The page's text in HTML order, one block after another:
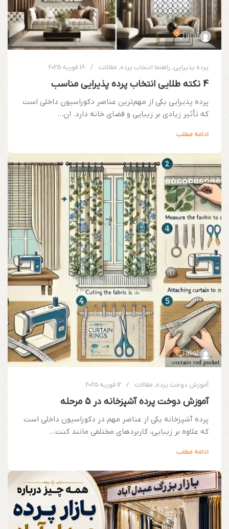
aliali
0
پرده پذیرایی, راهنما انتخاب پرده, مقالات 18 فوریه 2025
4 نکته طلایی انتخاب پرده پذیرایی مناسب
پرده پذیرایی یکی از مهم‌ترین عناصر دکوراسیون داخلی است
که تأثیر زیادی بر زیبایی و فضای خانه دارد. ان...
ادامه مطلب
aliali
0
آموزش دوخت پرده, مقالات 12 فوریه 2025
آموزش دوخت پرده آشپزخانه در 5 مرحله
پرده آشپزخانه یکی از عناصر مهم در دکوراسیون داخلی است
که علاوه بر زیبایی، کاربردهای مختلفی مانند کنت...
ادامه مطلب